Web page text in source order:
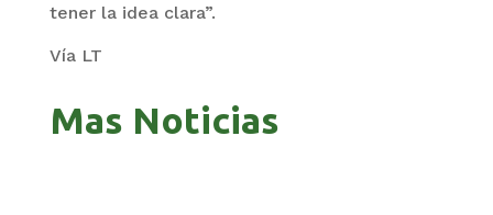
tener la idea clara”.
Vía LT
Mas Noticias